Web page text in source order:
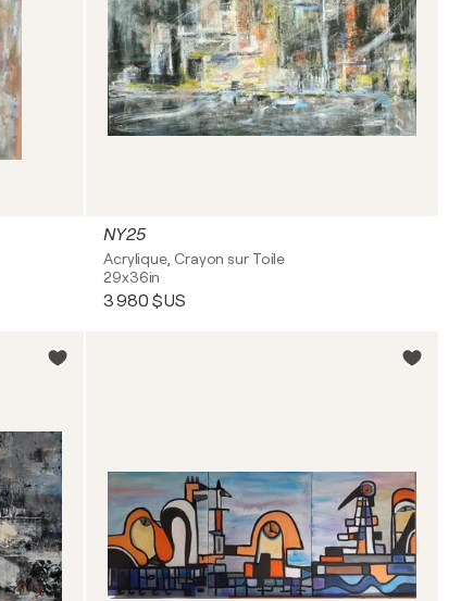
NY25
Acrylique, Crayon sur Toile
29x36in
3 980 $US